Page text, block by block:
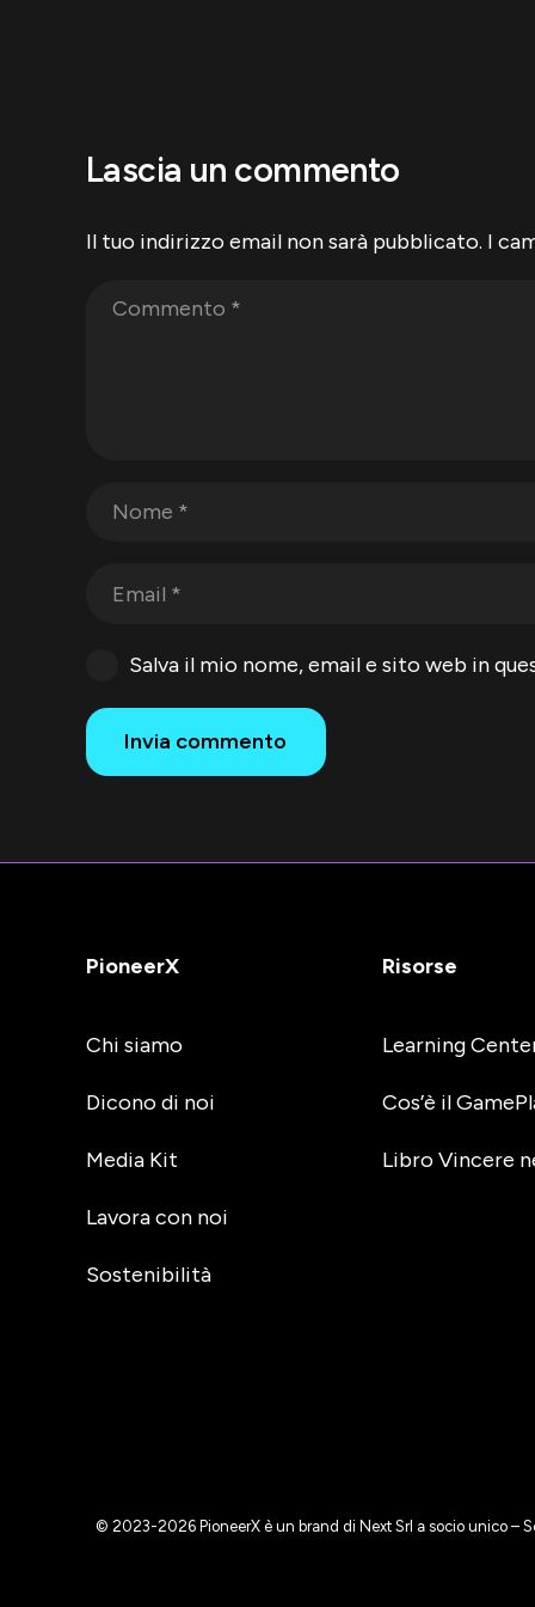
Lascia un commento
Il tuo indirizzo email non sarà pubblicato. I
Salva il mio nome, email e sito web in
Invia commento
PioneerX
Chi siamo
Dicono di noi
Media Kit
Lavora con noi
Sostenibilità
Risorse
Learning
Cos’è il
Libro Vincere
© 2023-2026 PioneerX è un brand di Next Srl a socio unico –